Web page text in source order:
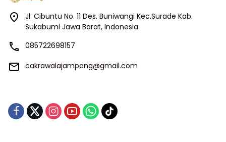
Jl. Cibuntu No. 11 Des. Buniwangi Kec.Surade Kab.
Sukabumi Jawa Barat, Indonesia
085722698157
cakrawalajampang@gmail.com